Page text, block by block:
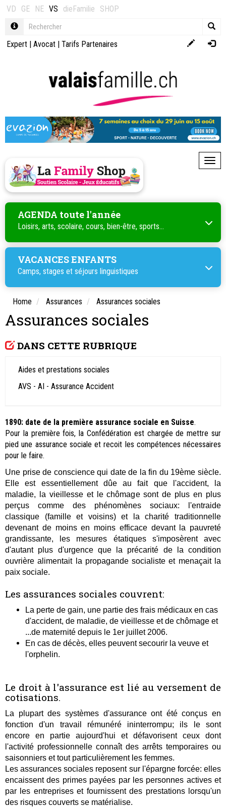
VD GE NE VS dieFamilie SHOP
Expert | Avocat | Tarifs Partenaires
AGENDA toute l'année
Loisirs, arts, scolaire, cours, bien-être, sports...
VACANCES ENFANTS
Camps, stages et séjours linguistiques
Home Assurances Assurances sociales
Assurances sociales
DANS CETTE RUBRIQUE
Aides et prestations sociales
AVS - AI - Assurance Accident
1890: date de la première assurance sociale en Suisse.
Pour la première fois, la Confédération est chargée de mettre sur
pied une assurance sociale et recoit les compétences nécessaires
pour le faire.
Une prise de conscience qui date de la fin du 19ème siècle.
Elle est essentiellement dûe au fait que l'accident, la
maladie, la vieillesse et le chômage sont de plus en plus
perçus comme des phénomènes sociaux: l'entraide
classique (famille et voisins) et la charité traditionnelle
devenant de moins en moins efficace devant la pauvreté
grandissante, les mesures étatiques s'imposèrent avec
d'autant plus d'urgence que la précarité de la condition
ouvrière alimentait la propagande socialiste et menaçait la
paix sociale.
Les assurances sociales couvrent:
La perte de gain, une partie des frais médicaux en cas
d'accident, de maladie, de vieillesse et de chômage et
...de maternité depuis le 1er juillet 2006.
En cas de décès, elles peuvent secourir la veuve et
l'orphelin.
Le droit à l'assurance est lié au versement de
cotisations.
La plupart des systèmes d'assurance ont été conçus en
fonction d'un travail rémunéré ininterrompu; ils le sont
encore en partie aujourd'hui et défavorisent ceux dont
l'activité professionnelle connaît des arrêts temporaires ou
saisonniers et tout particulièrement les femmes.
Les assurances sociales reposent sur l'épargne forcée: elles
encaissent des primes payées par les personnes actives et
par les entreprises et fournissent des prestations lorsqu'un
des risques couverts se matérialise.